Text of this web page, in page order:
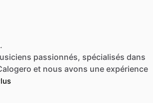
passionnés, spécialisés dans
et nous avons une expérience